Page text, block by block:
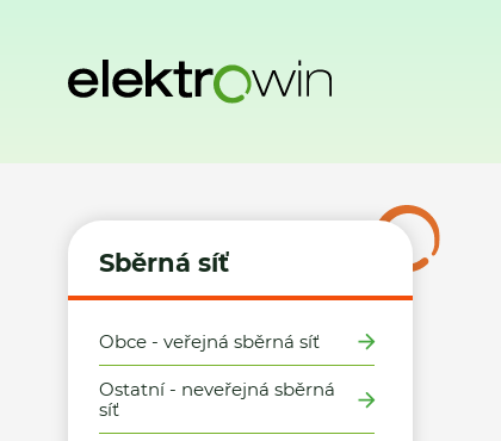
Sběrná síť
Obce - veřejná sběrná síť
Ostatní - neveřejná sběrná
síť